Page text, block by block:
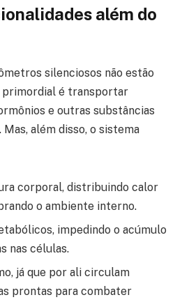
além do
silenciosos não estão
primordial é transportar
e outras substâncias
além disso, o sistema
corporal, distribuindo calor
o ambiente interno.
impedindo o acúmulo
nas células.
já que por ali circulam
prontas para combater